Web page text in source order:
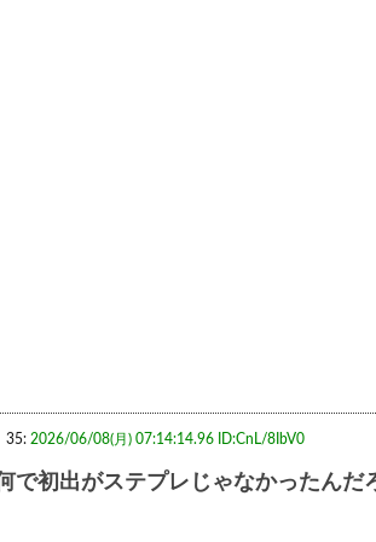
35: 2026/06/08(月) 07:14:14.96 ID:CnL/8IbV0
で初出がステプレじゃなかったんだ